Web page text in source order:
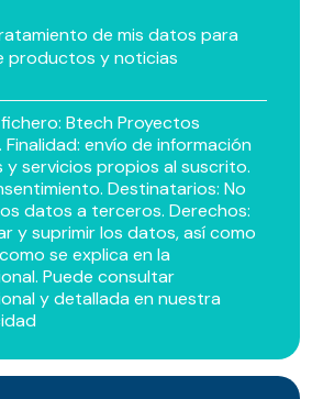
de mis datos para
productos y noticias
Btech Proyectos
Finalidad: envío de información
servicios propios al suscrito.
Destinatarios: No
datos a terceros. Derechos:
y suprimir los datos, así como
se explica en la
Puede consultar
y detallada en nuestra